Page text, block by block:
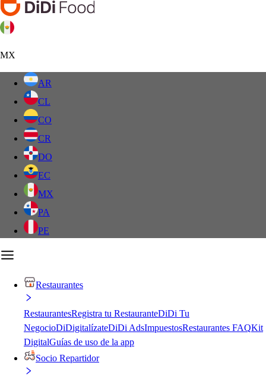
MX
AR
CL
CO
CR
DO
EC
MX
PA
PE
Restaurantes
RestaurantesRegistra tu RestauranteDiDi Tu
NegocioDiDigitalízateDiDi AdsImpuestosRestaurantes FAQKit
DigitalGuías de uso de la app
Socio Repartidor